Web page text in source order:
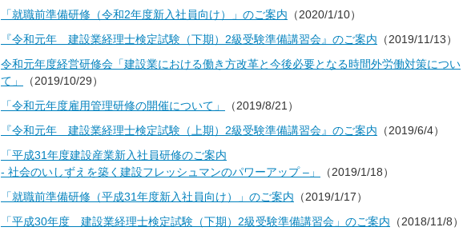
「就職前準備研修（令和2年度新入社員向け）」のご案内 （2020/1/10）
『令和元年 建設業経理士検定試験（下期）2級受験準備講習会』のご案内 （2019/11/13）
令和元年度経営研修会「建設業における働き方改革と今後必要となる時間外労働対策につい
て」
（2019/10/29）
「令和元年度雇用管理研修の開催について」
（2019/8/21）
『令和元年 建設業経理士検定試験（上期）2級受験準備講習会』のご案内 （2019/6/4）
「平成31年度建設産業新入社員研修のご案内
- 社会のいしずえを築く建設フレッシュマンのパワーアップ –」
（2019/1/18）
「就職前準備研修（平成31年度新入社員向け）」のご案内 （2019/1/17）
「平成30年度 建設業経理士検定試験（下期）2級受験準備講習会」のご案内 （2018/11/8）